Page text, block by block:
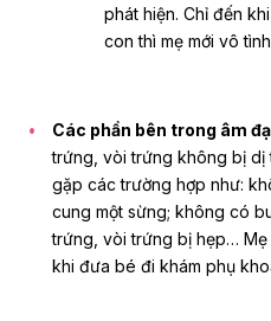
phát hiện. Chỉ đến
con thì mẹ mới vô
Các phần bên trong âm
trứng, vòi trứng không bị dị
gặp các trường hợp như:
cung một sừng; không có
trứng, vòi trứng bị hẹp…
khi đưa bé đi khám phụ